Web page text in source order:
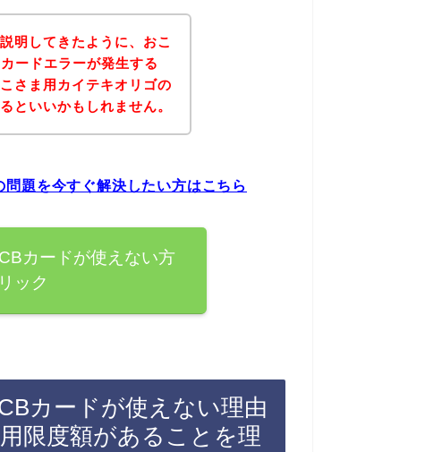
明してきたように、おこ
ードエラーが発生する
さま用カイテキオリゴの
といいかもしれません。
題を今すぐ解決したい方はこちら
カードが使えない方
ック
カードが使えない理由
限度額があることを理